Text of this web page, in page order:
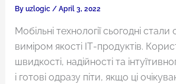
By uzlogic / April 3, 2022
Мобільні технології сьогодні
виміром якості ІТ-продуктів.
швидкості, надійності та
і готові одразу піти, якщо ці